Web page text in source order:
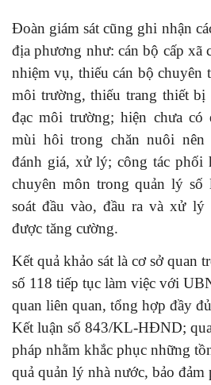
Đoàn giám sát cũng ghi nhận
địa phương như: cán bộ cấp xã
nhiệm vụ, thiếu cán bộ chuyên
môi trường, thiếu trang thiết
đạc môi trường; hiện chưa có
mùi hôi trong chăn nuôi
đánh giá, xử lý; công tác phối
chuyên môn trong quản lý số
soát đầu vào, đầu ra và xử lý
được tăng cường.
Kết quả khảo sát là cơ sở quan
số 118 tiếp tục làm việc với
quan liên quan, tổng hợp đầy
Kết luận số 843/KL-HĐND;
pháp nhằm khắc phục những
quả quản lý nhà nước, bảo đảm